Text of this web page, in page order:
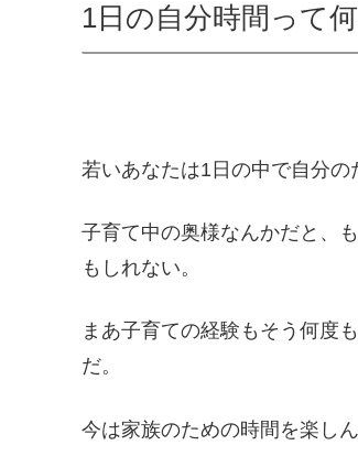
1日の自分時間って
若いあなたは1日の中で自分
子育て中の奥様なんかだと、
もしれない。
まあ子育ての経験もそう何度
だ。
今は家族のための時間を楽しん